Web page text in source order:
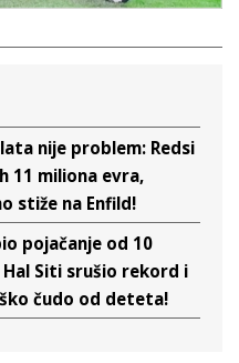
nije problem: Redsi
11 miliona evra,
stiže na Enfild!
pojačanje od 10
Siti srušio rekord i
čudo od deteta!